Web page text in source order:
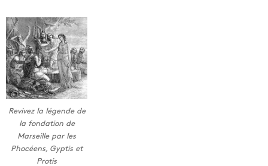
Revivez la légende de
la fondation de
Marseille par les
Phocéens, Gyptis et
Protis